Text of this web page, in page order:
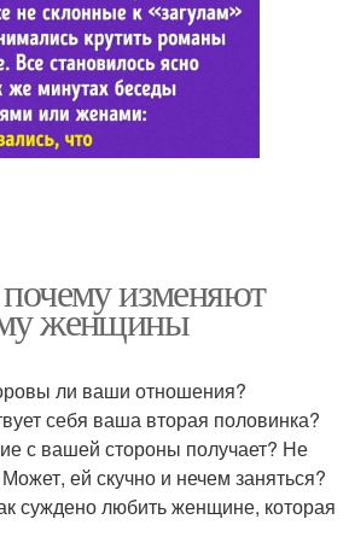
изменяют
женщины
ли ваши отношения?
себя ваша вторая половинка?
с вашей стороны получает? Не
ей скучно и нечем заняться?
суждено любить женщине, которая